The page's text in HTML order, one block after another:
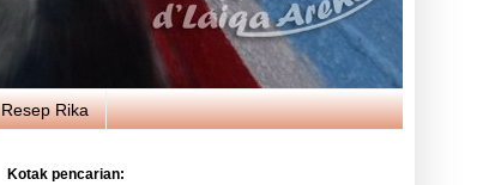
Resep Rika
Kotak pencarian: